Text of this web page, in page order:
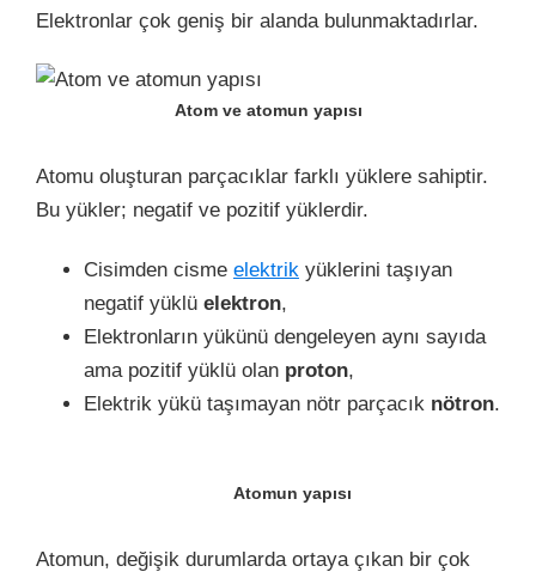
Elektronlar çok geniş bir alanda bulunmaktadırlar.
Atom ve atomun yapısı
Atomu oluşturan parçacıklar farklı yüklere sahiptir.
Bu yükler; negatif ve pozitif yüklerdir.
Cisimden cisme elektrik yüklerini taşıyan
negatif yüklü elektron,
Elektronların yükünü dengeleyen aynı sayıda
ama pozitif yüklü olan proton,
Elektrik yükü taşımayan nötr parçacık nötron.
Atomun yapısı
Atomun, değişik durumlarda ortaya çıkan bir çok